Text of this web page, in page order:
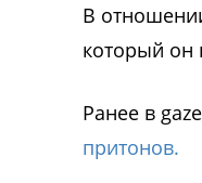
В
который он
Ранее в
притонов.